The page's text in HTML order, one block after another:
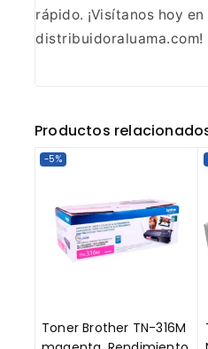
rápido. ¡Visítanos hoy en
distribuidoraluama.com!
Productos
-5%
Toner Brother TN-316M